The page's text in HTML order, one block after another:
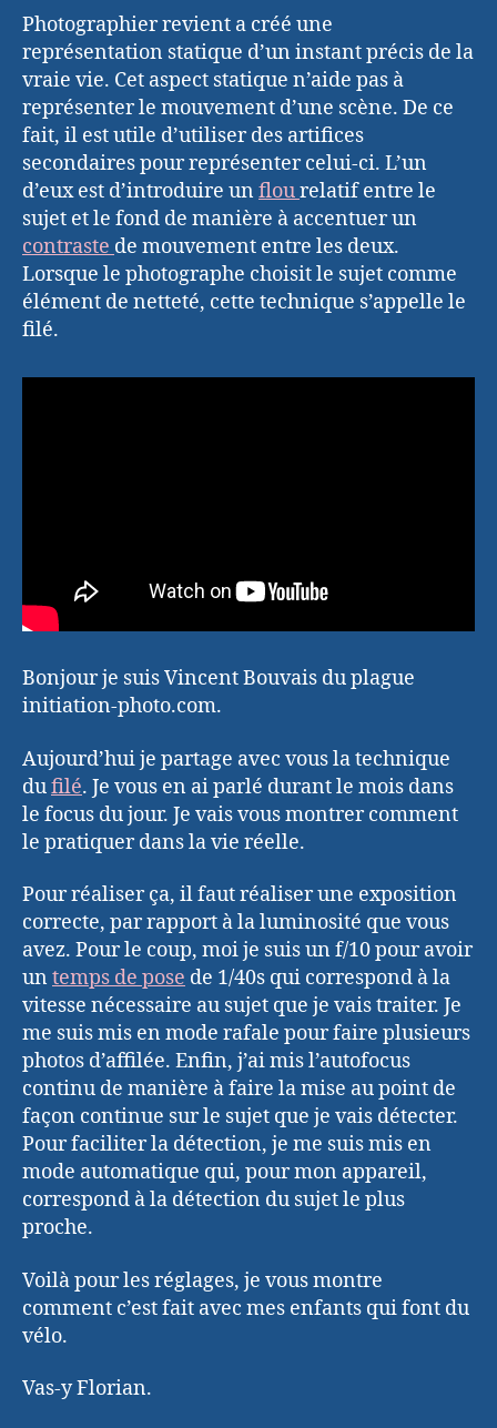
Photographier revient a créé une
représentation statique d’un instant précis de la
vraie vie. Cet aspect statique n’aide pas à
représenter le mouvement d’une scène. De ce
fait, il est utile d’utiliser des artifices
secondaires pour représenter celui-ci. L’un
d’eux est d’introduire un flourelatif entre le
sujet et le fond de manière à accentuer un
contraste de mouvement entre les deux.
Lorsque le photographe choisit le sujet comme
élément de netteté, cette technique s’appelle le
filé.
Bonjour je suis Vincent Bouvais du plague
initiation-photo.com.
Aujourd’hui je partage avec vous la technique
dufilé. Je vous en ai parlé durant le mois dans
le focus du jour. Je vais vous montrer comment
le pratiquer dans la vie réelle.
Pour réaliser ça, il faut réaliser une exposition
correcte, par rapport à la luminosité que vous
avez. Pour le coup, moi je suis un f/10 pour avoir
un temps de pose de 1/40s qui correspond à la
vitesse nécessaire au sujet que je vais traiter. Je
me suis mis en mode rafale pour faire plusieurs
photos d’affilée. Enfin, j’ai mis l’autofocus
continu de manière à faire la mise au point de
façon continue sur le sujet que je vais détecter.
Pour faciliter la détection, je me suis mis en
mode automatique qui, pour mon appareil,
correspond à la détection du sujet le plus
proche.
Voilà pour les réglages, je vous montre
comment c’est fait avec mes enfants qui font du
vélo.
Vas-y Florian.